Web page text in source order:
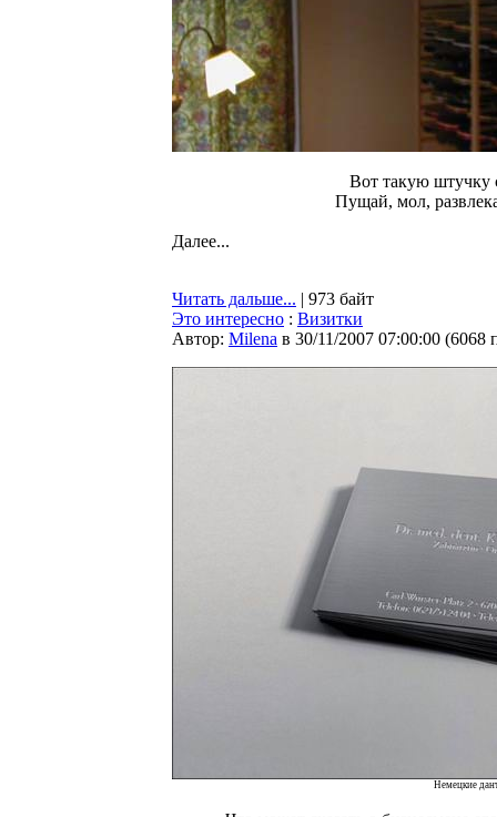
Вот такую штучку
Пущай, мол,
Далее...
Читать дальше... | 973 байт
Это интересно : Визитки
Автор: Milena в 30/11/2007 07:00:00 (6068
Немецкие